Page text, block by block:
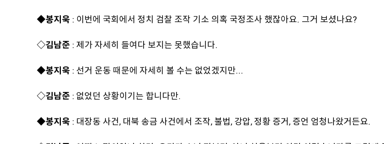
◆봉지욱 : 이번에 국회에서 정치 검찰 조작 기소 의혹 국정조사 했잖아요. 그거 보셨나요?
◇김남준 : 제가 자세히 들여다 보지는 못했습니다.
◆봉지욱 : 선거 운동 때문에 자세히 볼 수는 없었겠지만...
◇김남준 : 없었던 상황이기는 합니다만.
◆봉지욱 : 대장동 사건, 대북 송금 사건에서 조작, 불법, 강압, 정황 증거, 증언 엄청나왔거든요.